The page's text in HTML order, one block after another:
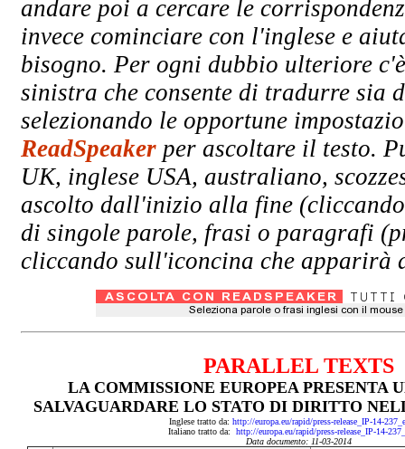
andare poi a cercare le
invece cominciare con l'inglese e
bisogno. Per ogni dubbio ulteriore
sinistra che consente di tradurre
selezionando le opportune
ReadSpeaker per ascoltare il testo.
UK, inglese USA, australiano,
ascolto dall'inizio alla fine
di singole parole, frasi o paragrafi
cliccando sull'iconcina che apparirà
PARALLEL TEXTS
LA COMMISSIONE EUROPEA PRESENTA
SALVAGUARDARE LO STATO DI DIRITTO
Inglese tratto da: http://europa.eu/rapid/press-release_IP-14-
Italiano tratto da: http://europa.eu/rapid/press-release_IP-14-
Data documento: 11-03-2014